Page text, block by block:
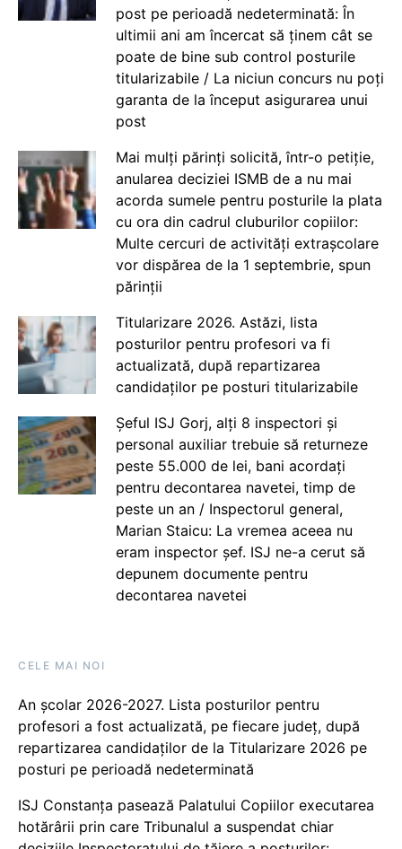
post pe perioadă nedeterminată: În
ultimii ani am încercat să ținem cât se
poate de bine sub control posturile
titularizabile / La niciun concurs nu poți
garanta de la început asigurarea unui
post
Mai mulți părinți solicită, într-o petiție,
anularea deciziei ISMB de a nu mai
acorda sumele pentru posturile la plata
cu ora din cadrul cluburilor copiilor:
Multe cercuri de activități extrașcolare
vor dispărea de la 1 septembrie, spun
părinții
Titularizare 2026. Astăzi, lista
posturilor pentru profesori va fi
actualizată, după repartizarea
candidaților pe posturi titularizabile
Șeful ISJ Gorj, alți 8 inspectori și
personal auxiliar trebuie să returneze
peste 55.000 de lei, bani acordați
pentru decontarea navetei, timp de
peste un an / Inspectorul general,
Marian Staicu: La vremea aceea nu
eram inspector șef. ISJ ne-a cerut să
depunem documente pentru
decontarea navetei
CELE MAI NOI
An școlar 2026-2027. Lista posturilor pentru
profesori a fost actualizată, pe fiecare județ, după
repartizarea candidaților de la Titularizare 2026 pe
posturi pe perioadă nedeterminată
ISJ Constanța pasează Palatului Copiilor executarea
hotărârii prin care Tribunalul a suspendat chiar